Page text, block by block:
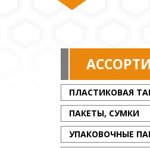
ПЛАСТИКОВАЯ
ПАКЕТЫ, СУМКИ
УПАКОВОЧНЫЕ